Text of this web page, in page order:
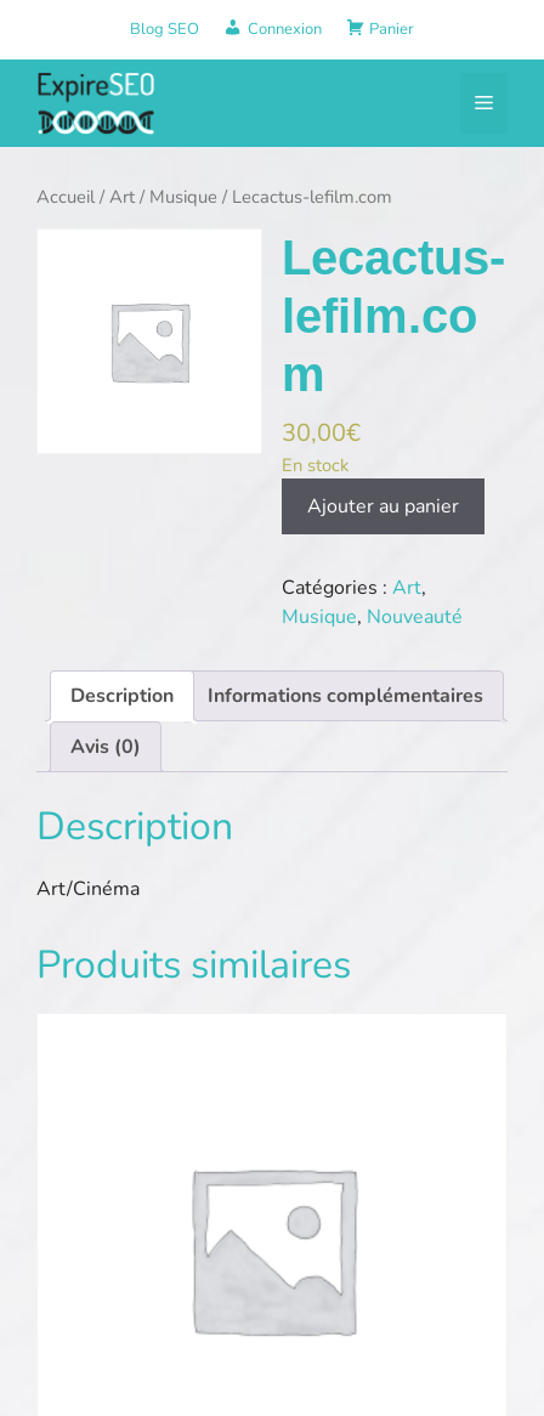
contenu
Blog SEO Connexion Panier
Menu
Accueil/Art / Musique / Lecactus-lefilm.com
Lecactus-
lefilm.co
m
30,00€
En stock
quantité
lefilm.com
Ajouter au panier
Catégories : Art,
Musique, Nouveauté
Description
Informations complémentaires
Avis (0)
Description
Art/Cinéma
Produits similaires